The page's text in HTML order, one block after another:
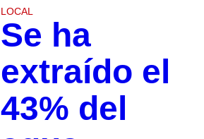
LOCAL
Se ha
extraído el
43% del